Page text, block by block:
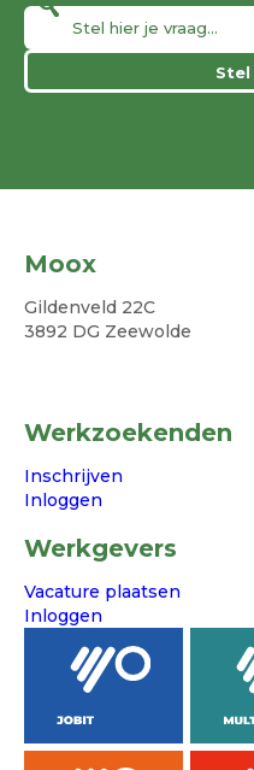
Stel
Moox
Gildenveld 22C
3892 DG Zeewolde
Werkzoekenden
Inschrijven
Inloggen
Werkgevers
Vacature plaatsen
Inloggen